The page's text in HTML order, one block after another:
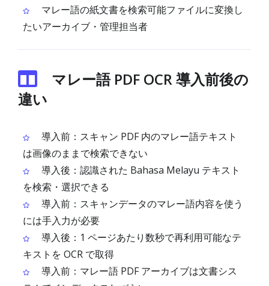
マレー語の紙文書を検索可能ファイルに変換し
たいアーカイブ・管理担当者
マレー語 PDF OCR 導入前後の
違い
導入前：スキャン PDF 内のマレー語テキスト
は画像のままで検索できない
導入後：認識された Bahasa Melayu テキスト
を検索・選択できる
導入前：スキャンデータのマレー語内容を使う
には手入力が必要
導入後：1 ページあたり数秒で再利用可能なテ
キストを OCR で取得
導入前：マレー語 PDF アーカイブは文書シス